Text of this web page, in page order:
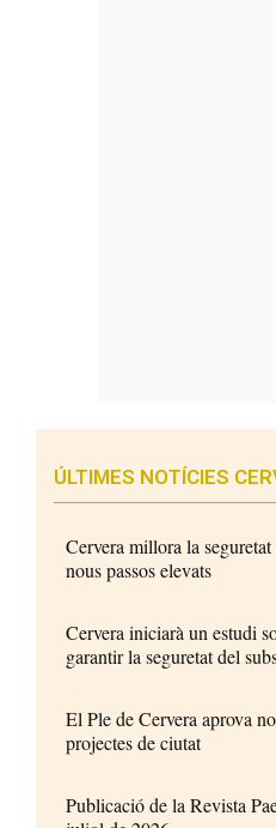
ÚLTIMES NOTÍCIES
Cervera millora la
nous passos elevats
Cervera iniciarà un estudi
garantir la seguretat del
El Ple de Cervera aprova
projectes de ciutat
Publicació de la Revista